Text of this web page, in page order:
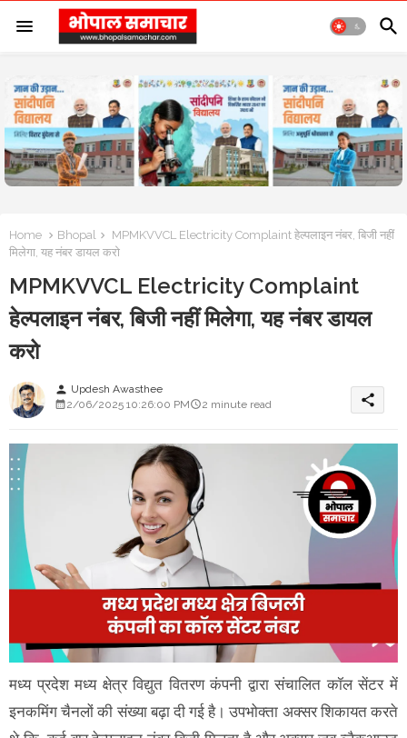
Home Bhopal
MPMKVVCL Electricity Complaint हेल्पलाइन नंबर, बिजी नहीं
मिलेगा, यह नंबर डायल करो
MPMKVVCL Electricity Complaint
हेल्पलाइन नंबर, बिजी नहीं मिलेगा, यह नंबर डायल
करो
person Updesh Awasthee
2/06/2025 10:26:00 PM
2 minute read share
मध्य प्रदेश मध्य क्षेत्र विद्युत वितरण कंपनी द्वारा संचालित कॉल सेंटर में
इनकमिंग चैनलों की संख्या बढ़ा दी गई है। उपभोक्ता अक्सर शिकायत करते